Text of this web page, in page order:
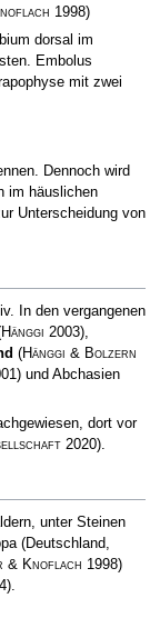
1998)
dorsal im
Embolus
mit zwei
Dennoch wird
im häuslichen
Unterscheidung von
In den vergangenen
Hänggi 2003),
(Hänggi & Bolzern
und Abchasien
dort vor
2020).
unter Steinen
(Deutschland,
& Knoflach 1998)
.